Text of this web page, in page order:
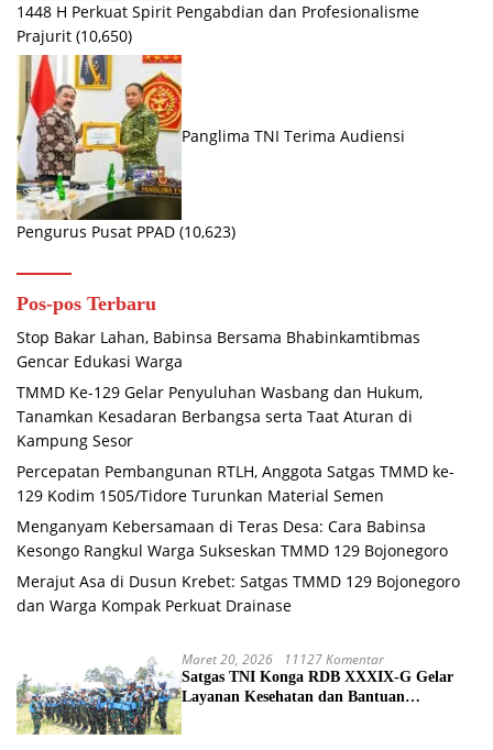
1448 H Perkuat Spirit Pengabdian dan Profesionalisme
Prajurit (10,650)
Panglima TNI Terima Audiensi
Pengurus Pusat PPAD (10,623)
Pos-pos Terbaru
Stop Bakar Lahan, Babinsa Bersama Bhabinkamtibmas
Gencar Edukasi Warga
TMMD Ke-129 Gelar Penyuluhan Wasbang dan Hukum,
Tanamkan Kesadaran Berbangsa serta Taat Aturan di
Kampung Sesor
Percepatan Pembangunan RTLH, Anggota Satgas TMMD ke-
129 Kodim 1505/Tidore Turunkan Material Semen
Menganyam Kebersamaan di Teras Desa: Cara Babinsa
Kesongo Rangkul Warga Sukseskan TMMD 129 Bojonegoro
Merajut Asa di Dusun Krebet: Satgas TMMD 129 Bojonegoro
dan Warga Kompak Perkuat Drainase
Maret 20, 2026 11127 Komentar
Satgas TNI Konga RDB XXXIX-G Gelar
Layanan Kesehatan dan Bantuan